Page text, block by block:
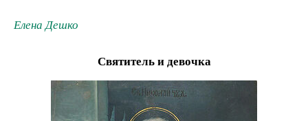
Елена Дешко
Святитель и девочка